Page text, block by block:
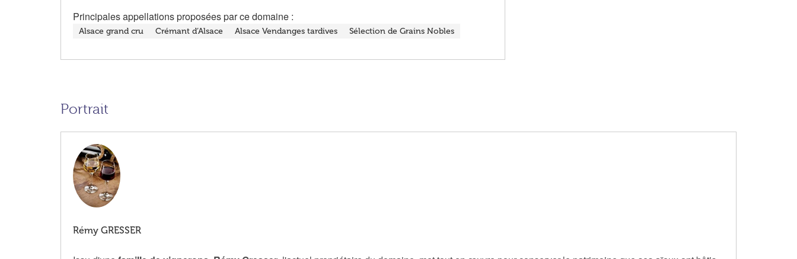
Principales appellations proposées par ce domaine :
Alsace grand cru Crémant d’Alsace Alsace Vendanges tardives Sélection de Grains Nobles
Portrait
Rémy GRESSER